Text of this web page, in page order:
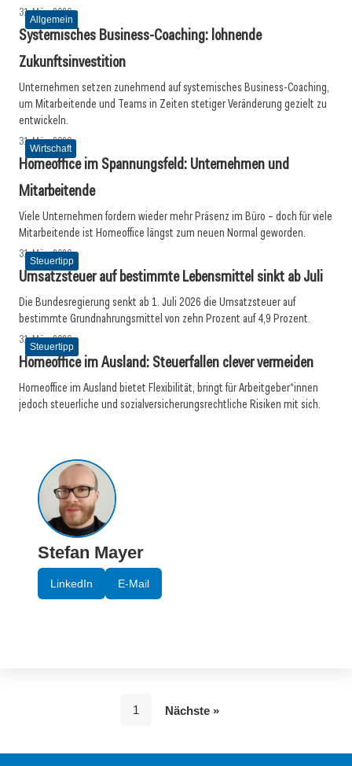
Allgemein
31. März 2026
Systemisches Business-Coaching: lohnende
Zukunftsinvestition
Unternehmen setzen zunehmend auf systemisches Business-Coaching,
um Mitarbeitende und Teams in Zeiten stetiger Veränderung gezielt zu
entwickeln.
Wirtschaft
31. März 2026
Homeoffice im Spannungsfeld: Unternehmen und
Mitarbeitende
Viele Unternehmen fordern wieder mehr Präsenz im Büro – doch für viele
Mitarbeitende ist Homeoffice längst zum neuen Normal geworden.
Steuertipp
31. März 2026
Umsatzsteuer auf bestimmte Lebensmittel sinkt ab Juli
Die Bundesregierung senkt ab 1. Juli 2026 die Umsatzsteuer auf
bestimmte Grundnahrungsmittel von zehn Prozent auf 4,9 Prozent.
Steuertipp
31. März 2026
Homeoffice im Ausland: Steuerfallen clever vermeiden
Homeoffice im Ausland bietet Flexibilität, bringt für Arbeitgeber*innen
jedoch steuerliche und sozialversicherungsrechtliche Risiken mit sich.
Stefan Mayer
LinkedIn E-Mail
1 Nächste »